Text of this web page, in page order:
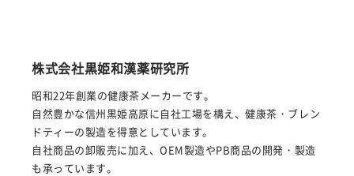
株式会社黒姫和漢薬研究所
昭和22年創業の健康茶メーカーです。
自然豊かな信州黒姫高原に自社工場を構え、健康茶・ブレン
ドティーの製造を得意としています。
自社商品の卸販売に加え、OEM製造やPB商品の開発・製造
も承っています。